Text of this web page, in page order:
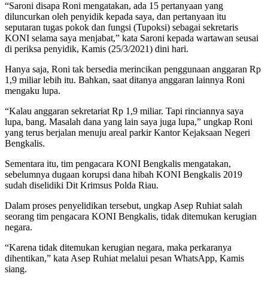
“Saroni disapa Roni mengatakan, ada 15 pertanyaan yang
diluncurkan oleh penyidik kepada saya, dan pertanyaan itu
seputaran tugas pokok dan fungsi (Tupoksi) sebagai sekretaris
KONI selama saya menjabat,” kata Saroni kepada wartawan seusai
di periksa penyidik, Kamis (25/3/2021) dini hari.
Hanya saja, Roni tak bersedia merincikan penggunaan anggaran Rp
1,9 miliar lebih itu. Bahkan, saat ditanya anggaran lainnya Roni
mengaku lupa.
“Kalau anggaran sekretariat Rp 1,9 miliar. Tapi rinciannya saya
lupa, bang. Masalah dana yang lain saya juga lupa,” ungkap Roni
yang terus berjalan menuju areal parkir Kantor Kejaksaan Negeri
Bengkalis.
Sementara itu, tim pengacara KONI Bengkalis mengatakan,
sebelumnya dugaan korupsi dana hibah KONI Bengkalis 2019
sudah diselidiki Dit Krimsus Polda Riau.
Dalam proses penyelidikan tersebut, ungkap Asep Ruhiat salah
seorang tim pengacara KONI Bengkalis, tidak ditemukan kerugian
negara.
“Karena tidak ditemukan kerugian negara, maka perkaranya
dihentikan,” kata Asep Ruhiat melalui pesan WhatsApp, Kamis
siang.